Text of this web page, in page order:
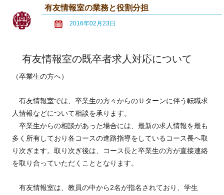
有友情報室の業務と役割分担
2016年02月23日
有友情報室の既卒者求人対応について
（卒業生の方へ）
有友情報室では、卒業生の方々からのＵターンに伴う転職求
人情報などについて相談を承ります。
卒業生からの相談があった場合には、最新の求人情報を最も
多く所有しており各コースの進路指導をしているコース長へ取
り次ぎます。取り次ぎ後は、コース長と卒業生の方が直接連絡
を取り合っていただくこととなります。
有友情報室は、教員の中から2名が指名されており、学生